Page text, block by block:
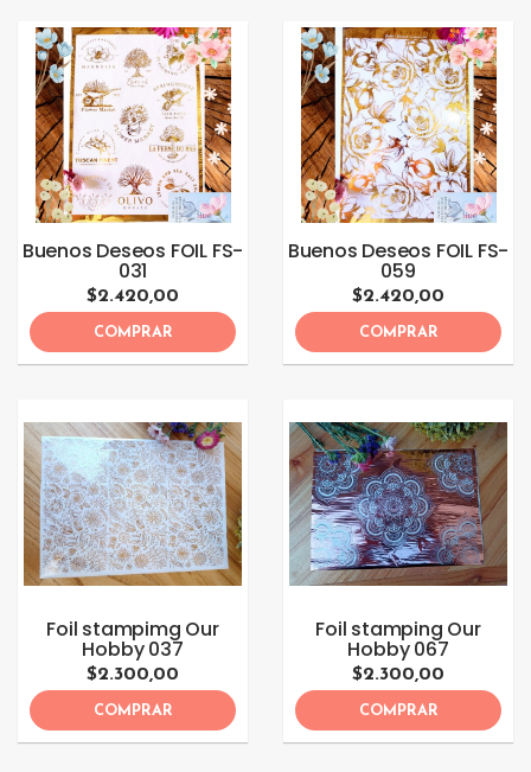
Buenos Deseos FOIL FS-
031
$2.420,00
COMPRAR
Buenos Deseos FOIL FS-
059
$2.420,00
COMPRAR
Foil stampimg Our
Hobby 037
$2.300,00
COMPRAR
Foil stamping Our
Hobby 067
$2.300,00
COMPRAR